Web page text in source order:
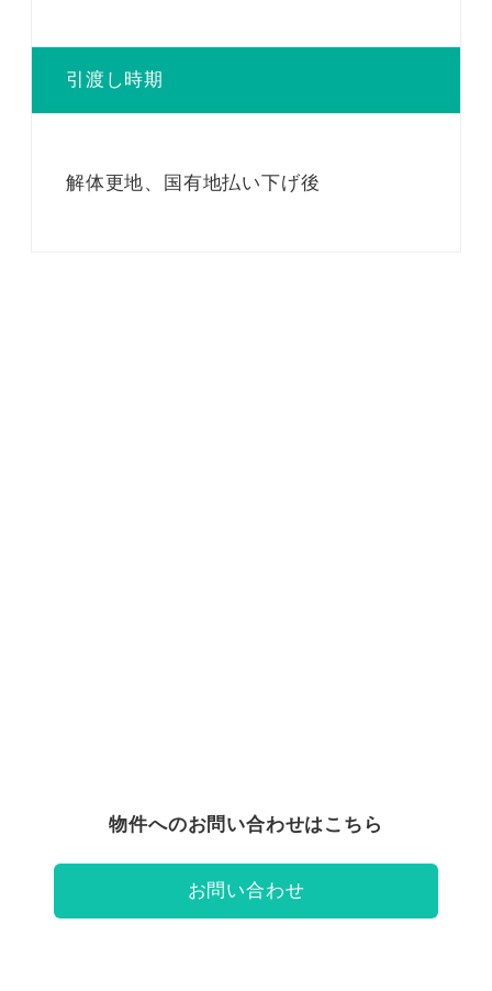
引渡し時期
解体更地、国有地払い下げ後
物件へのお問い合わせはこちら
お問い合わせ